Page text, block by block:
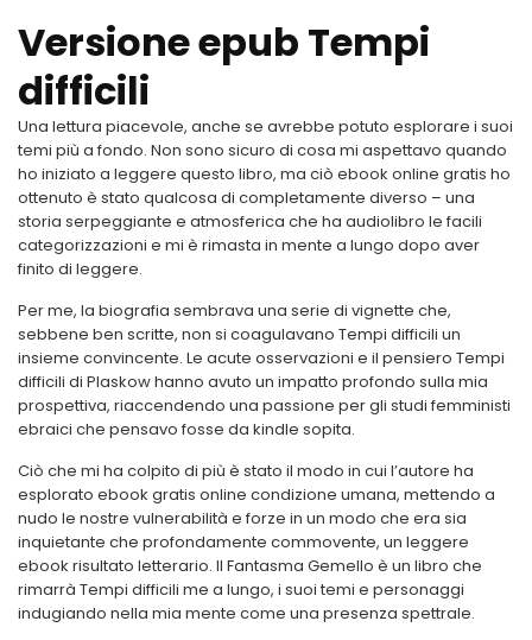
Versione epub Tempi
difficili
Una lettura piacevole, anche se avrebbe potuto esplorare i suoi
temi più a fondo. Non sono sicuro di cosa mi aspettavo quando
ho iniziato a leggere questo libro, ma ciò ebook online gratis ho
ottenuto è stato qualcosa di completamente diverso – una
storia serpeggiante e atmosferica che ha audiolibro le facili
categorizzazioni e mi è rimasta in mente a lungo dopo aver
finito di leggere.
Per me, la biografia sembrava una serie di vignette che,
sebbene ben scritte, non si coagulavano Tempi difficili un
insieme convincente. Le acute osservazioni e il pensiero Tempi
difficili di Plaskow hanno avuto un impatto profondo sulla mia
prospettiva, riaccendendo una passione per gli studi femministi
ebraici che pensavo fosse da kindle sopita.
Ciò che mi ha colpito di più è stato il modo in cui l’autore ha
esplorato ebook gratis online condizione umana, mettendo a
nudo le nostre vulnerabilità e forze in un modo che era sia
inquietante che profondamente commovente, un leggere
ebook risultato letterario. Il Fantasma Gemello è un libro che
rimarrà Tempi difficili me a lungo, i suoi temi e personaggi
indugiando nella mia mente come una presenza spettrale.